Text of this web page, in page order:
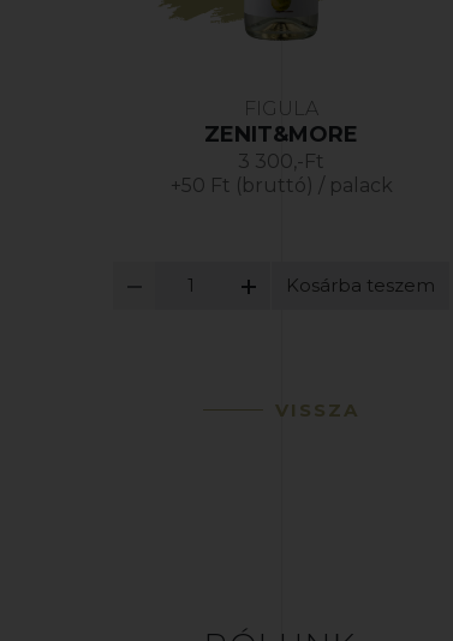
FIGULA
ZENIT&MORE
3 300,-Ft
+50 Ft (bruttó) / palack
Kosárba teszem
VISSZA